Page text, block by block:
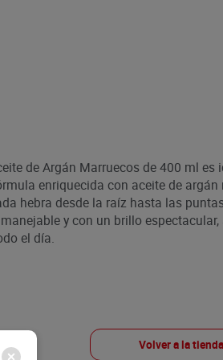
de Argán Marruecos de 400 ml es
enriquecida con aceite de argán
hebra desde la raíz hasta las
y con un brillo
el día.
Volver a la tienda